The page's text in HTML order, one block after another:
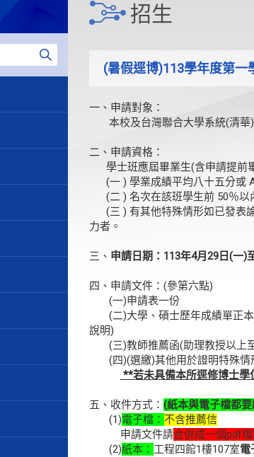
招生
(暑假逕博)113學年度第一
一、申請對象：
本校及台灣聯合大學系統(清華)
二、申請資格：
學士班應屆畢業生(含申請提前
(一 ) 學業成績平均八十五分或
(二 ) 名次在該班學生前 50％以
(三 ) 有其他特殊情形如已發表
力者。
三、 申請日期：113年4月29日(一)
四、申請文件：(參第六點)
(一)申請表一份
(二)大學、碩士歷年成績單正本
說明)
(三)教師推薦函(助理教授以上
(四)(選繳)其他用於證明特殊情
**若未具備本所逕修博士學
五、收件方式： (紙本與電子檔都要
(1)電子檔： 不含推薦信
申請文件請合併成一個pdf
(2)紙本： 工程四館1樓107室電